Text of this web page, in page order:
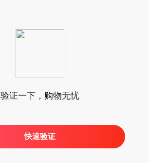
验证一下，购物无忧
快速验证